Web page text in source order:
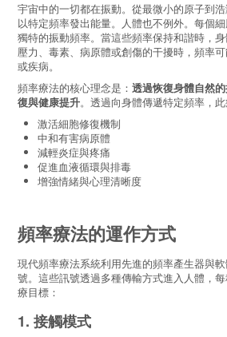
宇宙中的一切都在振動。從最微小的原子到
以特定頻率發出能量。人體也不例外。每個
獨特的振動頻率。當這些頻率保持和諧時，
壓力、毒素、病原體或創傷的干擾時，頻率
或疾病。
頻率療法的核心理念是： 透過恢復身體自然
復與健康提升。透過向身體傳遞特定頻率，此
激活細胞修復機制
中和有害病原體
減輕炎症與疼痛
促進血液循環與排毒
增強情緒與心理清晰度
頻率療法的運作方式
現代頻率療法系統利用先進的頻率產生器與
號。這些訊號透過多種傳輸方式進入人體，
療目標：
1. 接觸模式